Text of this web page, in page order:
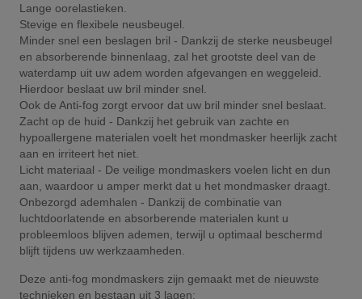
Lange oorelastieken.
Stevige en flexibele neusbeugel.
Minder snel een beslagen bril - Dankzij de sterke neusbeugel
en absorberende binnenlaag, zal het grootste deel van de
waterdamp uit uw adem worden afgevangen en weggeleid.
Hierdoor beslaat uw bril minder snel.
Ook de Anti-fog zorgt ervoor dat uw bril minder snel beslaat.
Zacht op de huid - Dankzij het gebruik van zachte en
hypoallergene materialen voelt het mondmasker heerlijk zacht
aan en irriteert het niet.
Licht materiaal - De veilige mondmaskers voelen licht en dun
aan, waardoor u amper merkt dat u het mondmasker draagt.
Onbezorgd ademhalen - Dankzij de combinatie van
luchtdoorlatende en absorberende materialen kunt u
probleemloos blijven ademen, terwijl u optimaal beschermd
blijft tijdens uw werkzaamheden.
Deze anti-fog mondmaskers zijn gemaakt met de nieuwste
technieken en bestaan uit 3 lagen: